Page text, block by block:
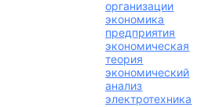
организации
экономика
предприятия
экономическая
теория
экономический
анализ
электротехника